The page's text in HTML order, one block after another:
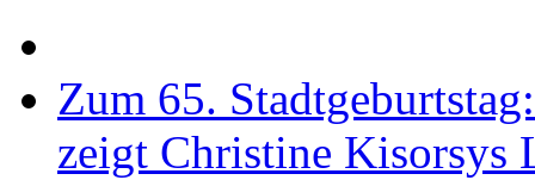
Zum 65.
zeigt Christine Kisorsys